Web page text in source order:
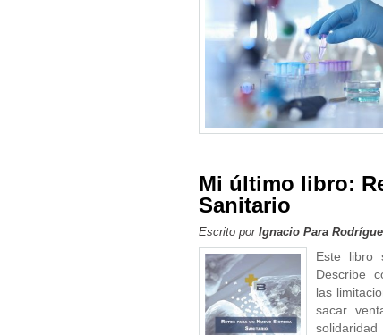
Mi último libro:
Sanitario
Escrito por Ignacio Para
Este libro
Describe
las
sacar